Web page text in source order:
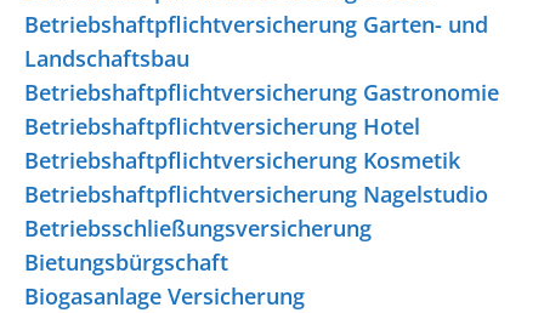
Betriebshaftpflichtversicherung Garten- und
Landschaftsbau
Betriebshaftpflichtversicherung Gastronomie
Betriebshaftpflichtversicherung Hotel
Betriebshaftpflichtversicherung Kosmetik
Betriebshaftpflichtversicherung Nagelstudio
Betriebsschließungsversicherung
Bietungsbürgschaft
Biogasanlage Versicherung